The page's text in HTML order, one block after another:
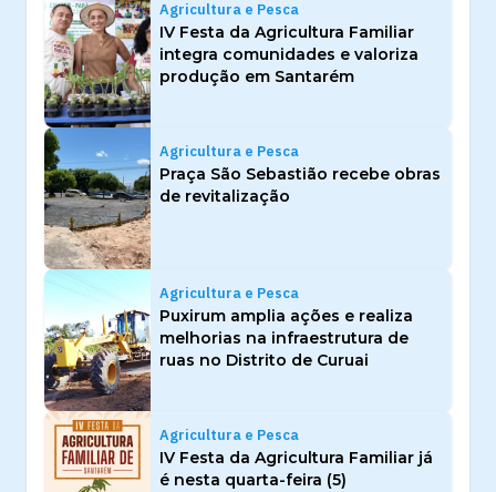
Agricultura e Pesca
IV Festa da Agricultura Familiar
integra comunidades e valoriza
produção em Santarém
Agricultura e Pesca
Praça São Sebastião recebe obras
de revitalização
Agricultura e Pesca
Puxirum amplia ações e realiza
melhorias na infraestrutura de
ruas no Distrito de Curuai
Agricultura e Pesca
IV Festa da Agricultura Familiar já
é nesta quarta-feira (5)